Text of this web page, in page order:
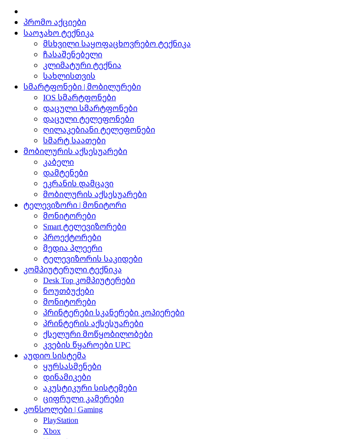
პრომო აქციები
საოჯახო ტექნიკა
მსხვილი საყოფაცხოვრებო ტექნიკა
ჩასაშენებელი
კლიმატური ტექნია
სახლისთვის
სმარტფონები | მობილურები
IOS სმარტფონები
დაცული სმარტფონები
დაცული ტელეფონები
ღილაკებიანი ტელეფონები
სმარტ საათები
მობილურის აქსესუარები
კაბელი
დამტენები
ეკრანის დამცავი
მობილურის აქსესუარები
ტელევიზორი | მონიტორი
მონიტორები
Smart ტელევიზორები
პროექტორები
მედია პლეერი
ტელევიზორის საკიდები
კომპიუტერული ტექნიკა
Desk Top კომპიუტერები
ნოუთბუქები
მონიტორები
პრინტერები სკანერები კოპიერები
პრინტერის აქსესუარები
ქსელური მოწყობილობები
კვების წყაროები UPC
აუდიო სისტემა
ყურსასმენები
დინამიკები
აკუსტიკური სისტემები
ციფრული კამერები
კონსოლები | Gaming
PlayStation
Xbox